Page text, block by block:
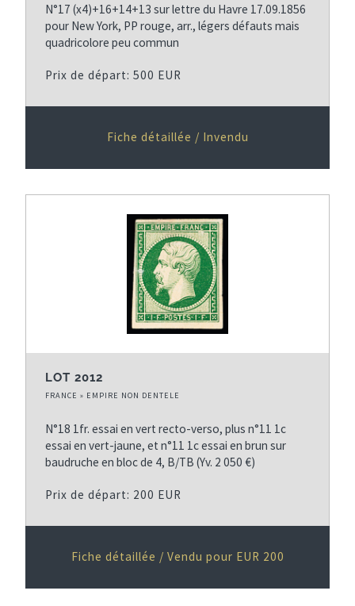
N°17 (x4)+16+14+13 sur lettre du Havre 17.09.1856
pour New York, PP rouge, arr., légers défauts mais
quadricolore peu commun
Prix de départ: 500 EUR
Fiche détaillée / Invendu
LOT 2012
FRANCE » EMPIRE NON DENTELE
N°18 1fr. essai en vert recto-verso, plus n°11 1c
essai en vert-jaune, et n°11 1c essai en brun sur
baudruche en bloc de 4, B/TB (Yv. 2 050 €)
Prix de départ: 200 EUR
Fiche détaillée / Vendu pour EUR 200